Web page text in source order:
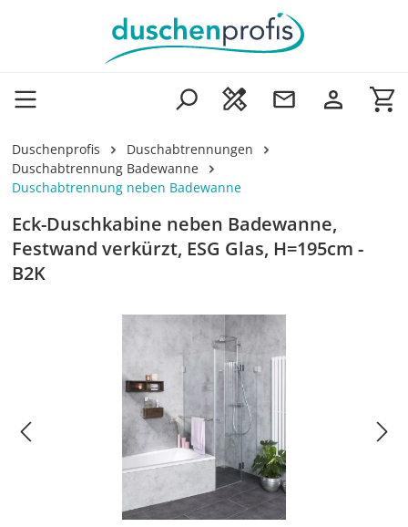
Zum Hauptinhalt springen
Duschenprofis
Duschabtrennungen
Duschabtrennung Badewanne
Duschabtrennung neben Badewanne
Eck-Duschkabine neben Badewanne,
Festwand verkürzt, ESG Glas, H=195cm -
B2K
Bildergalerie überspringen